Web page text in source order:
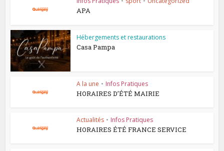
APA
Hébergements et restaurations
Casa Pampa
A la une • Infos Pratiques
HORAIRES D’ÉTÉ MAIRIE
Actualités • Infos Pratiques
HORAIRES ÉTÉ FRANCE SERVICE